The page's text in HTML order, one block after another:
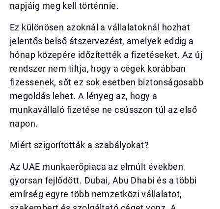
napjáig meg kell történnie.
Ez különösen azoknál a vállalatoknál hozhat
jelentős belső átszervezést, amelyek eddig a
hónap közepére időzítették a fizetéseket. Az új
rendszer nem tiltja, hogy a cégek korábban
fizessenek, sőt ez sok esetben biztonságosabb
megoldás lehet. A lényeg az, hogy a
munkavállaló fizetése ne csússzon túl az első
napon.
Miért szigorították a szabályokat?
Az UAE munkaerőpiaca az elmúlt években
gyorsan fejlődött. Dubai, Abu Dhabi és a többi
emírség egyre több nemzetközi vállalatot,